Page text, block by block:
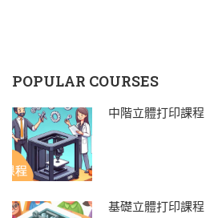
POPULAR COURSES
中階立體打印課程
基礎立體打印課程